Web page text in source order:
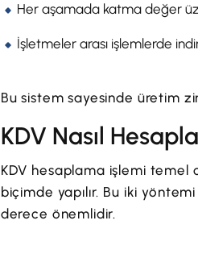
Her aşamada katma değer
İşletmeler arası işlemlerde
Bu sistem sayesinde üretim
KDV Nasıl
KDV hesaplama işlemi temel
biçimde yapılır. Bu iki
derece önemlidir.